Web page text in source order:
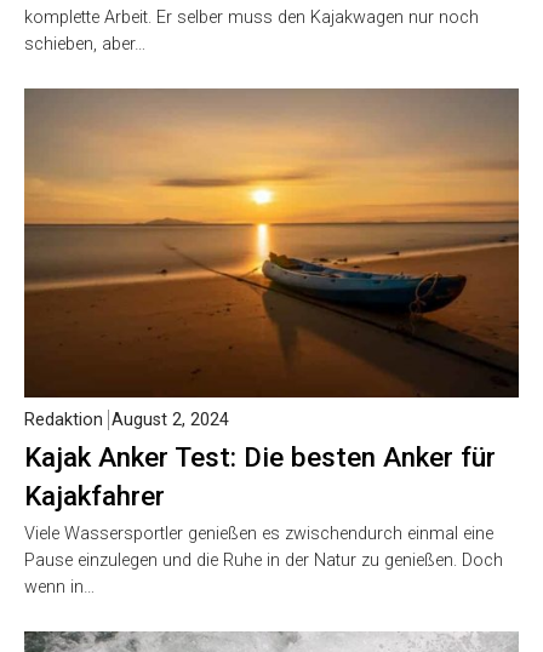
komplette Arbeit. Er selber muss den Kajakwagen nur noch
schieben, aber…
Kajak Anker Test: Die besten Anker für
Kajakfahrer
Redaktion August 2, 2024
Viele Wassersportler genießen es zwischendurch einmal eine
Pause einzulegen und die Ruhe in der Natur zu genießen. Doch
wenn in…